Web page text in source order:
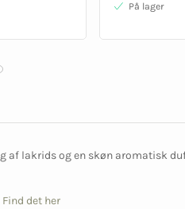
På lager
af lakrids og en skøn aromatisk
Find det her